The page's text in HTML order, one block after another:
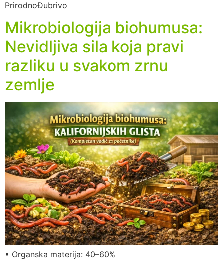
PrirodnoĐubrivo
Mikrobiologija biohumusa:
Nevidljiva sila koja pravi
razliku u svakom zrnu
zemlje
• Organska materija: 40–60%